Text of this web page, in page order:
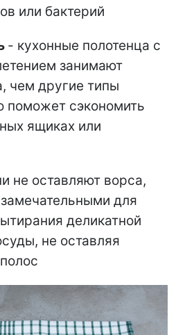
или бактерий
- кухонные полотенца с
занимают
чем другие типы
поможет сэкономить
ящиках или
не оставляют ворса,
для
деликатной
не оставляя